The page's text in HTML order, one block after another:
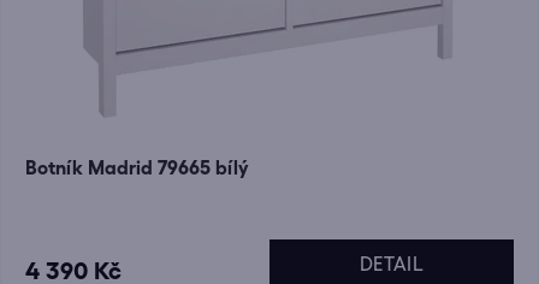
Botník Madrid 79665 bílý
4 390 Kč DETAIL